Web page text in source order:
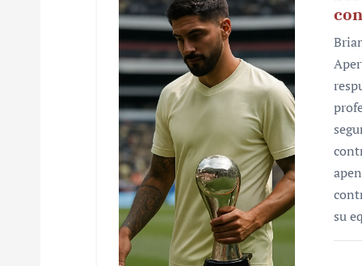
su